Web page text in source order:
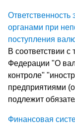
органами при
поступления
В соответствии
Федерации "О
контроле"
предприятиями
подлежит
Финансовая